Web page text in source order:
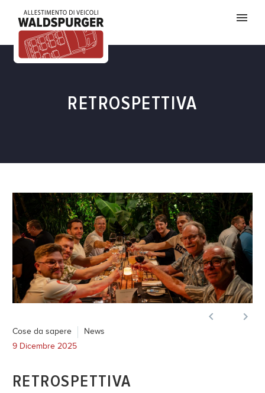
RETROSPETTIVA
 
Cose da sapere
News
9 Dicembre 2025
RETROSPETTIVA